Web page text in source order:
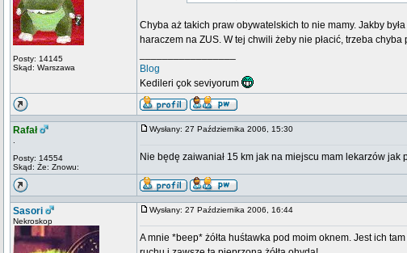
Posty: 14145
Skąd: Warszawa
Chyba aż takich praw obywatelskich to nie mamy. Jakby
haraczem na ZUS. W tej chwili żeby nie płacić, trzeba
Blog
Kedileri çok seviyorum
Rafał
Posty: 14554
Skąd: Że: Znowu:
Wysłany: 27 Października 2006, 15:30
Nie będę zaiwaniał 15 km jak na miejscu mam lekarzów jak
Sasori
Nekroskop
Wysłany: 27 Października 2006, 16:44
A mnie *beep* żółta huśtawka pod moim oknem. Jest ich